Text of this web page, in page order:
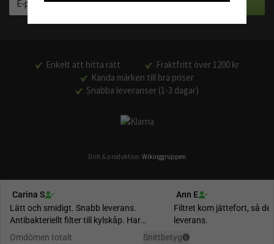
Enkelt att hitta rätt
Fraktfritt över 1200 kr
Kända märken till bra priser
Snabba leveranser (1-3 dagar)
Drift & produktion: Wikinggruppen